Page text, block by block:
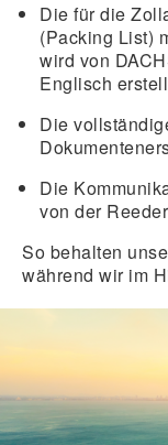
Die für die
(Packing List)
wird von
Englisch
Die
Die
von der
So behalten
während wir im